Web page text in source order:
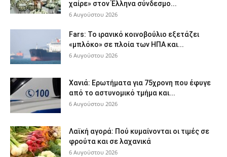
χαίρε» στον Έλληνα σύνδεσμο...
6 Αυγούστου 2026
Fars: Το ιρανικό κοινοβούλιο εξετάζει
«μπλόκο» σε πλοία των ΗΠΑ και...
6 Αυγούστου 2026
Χανιά: Ερωτήματα για 75χρονη που έφυγε
από το αστυνομικό τμήμα και...
6 Αυγούστου 2026
Λαϊκή αγορά: Πού κυμαίνονται οι τιμές σε
φρούτα και σε λαχανικά
6 Αυγούστου 2026